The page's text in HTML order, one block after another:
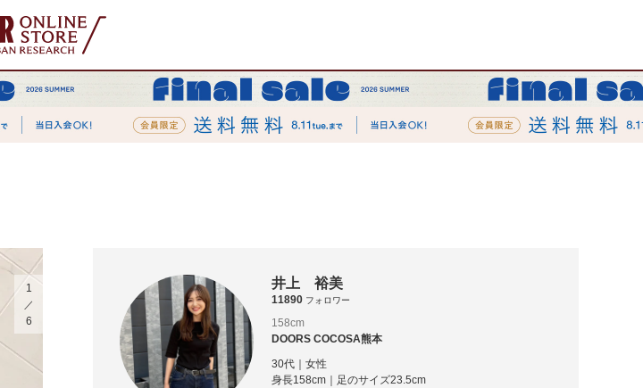
1
6
井上 裕美
11890 フォロワー
158cm
DOORS COCOSA熊本
30代｜女性
身長158cm｜足のサイズ23.5cm